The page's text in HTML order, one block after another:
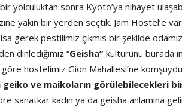
bir yolculuktan sonra Kyoto’ya nihayet
yakın bir yerden seçtik. Jam Hostel’e
gerek pestilimiz çıkmis bir şekilde
dinlediğimiz “Geisha” kültürünü burada
hostelimiz Gion Mahallesi’ne
geiko ve maikoların görülebilecekleri
sanatkar kadın ya da geisha anlamına